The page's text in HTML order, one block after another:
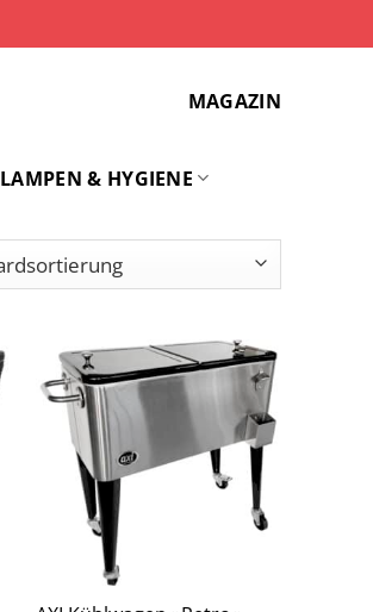
MAGAZIN
LAMPEN & HYGIENE